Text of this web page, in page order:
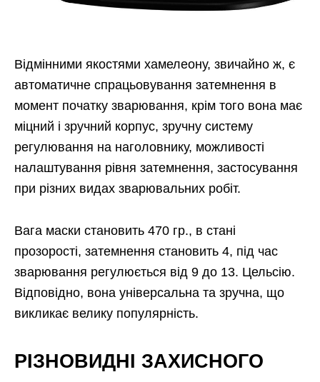
Відмінними якостями хамелеону, звичайно ж, є
автоматичне спрацьовування затемнення в
момент початку зварювання, крім того вона має
міцний і зручний корпус, зручну систему
регулювання на наголовнику, можливості
налаштування рівня затемнення, застосування
при різних видах зварювальних робіт.
Вага маски становить 470 гр., в стані
прозорості, затемнення становить 4, під час
зварювання регулюється від 9 до 13. Цельсію.
Відповідно, вона універсальна та зручна, що
викликає велику популярність.
РІЗНОВИДНІ ЗАХИСНОГО